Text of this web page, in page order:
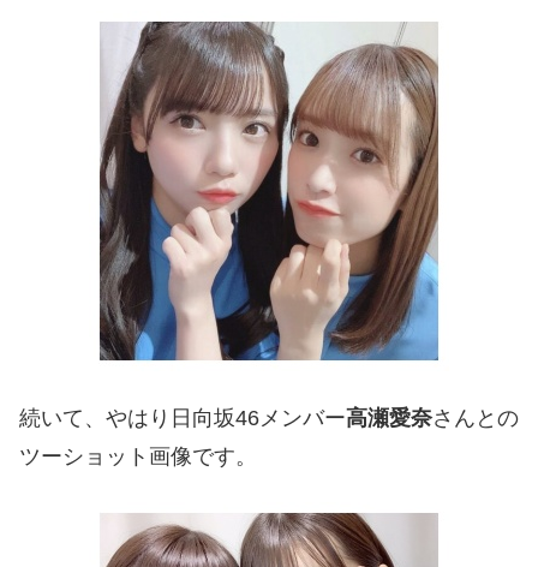
続いて、やはり日向坂46メンバー高瀬愛奈さんとの
ツーショット画像です。